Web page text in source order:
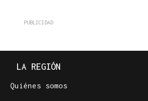
LA REGIÓN
Quiénes somos